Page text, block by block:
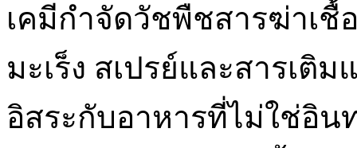
เคมีกำจัดวัชพืชสารฆ่าเชื้
มะเร็ง สเปรย์และสารเติ
อิสระกับอาหารที่ไม่ใช่อิน